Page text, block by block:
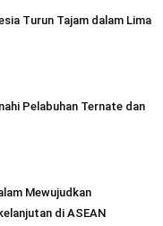
Turun Tajam dalam Lima
Pelabuhan Ternate dan
Mewujudkan
di ASEAN